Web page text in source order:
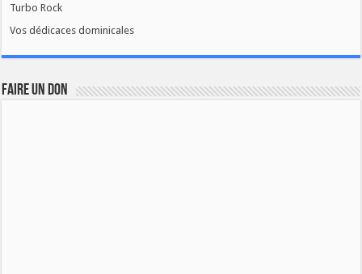
Turbo Rock
Vos dédicaces dominicales
FAIRE UN DON